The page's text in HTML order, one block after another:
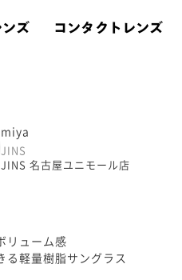
ンズ コンタクトレンズ
miya
JINS
JINS 名古屋ユニモール店
リューム感
る軽量樹脂サングラス